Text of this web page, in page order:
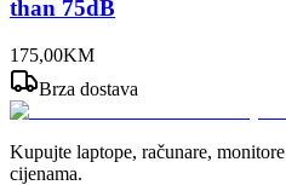
than 75dB
175,00KM
Brza dostava
Kupujte laptope, računare,
cijenama.